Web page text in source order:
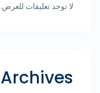
لا توجد تعليقات للعرض.
Archives